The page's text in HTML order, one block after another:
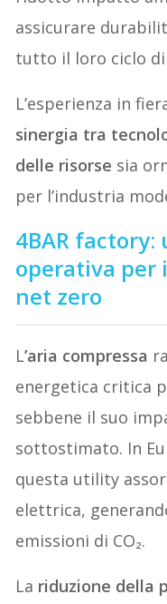
assicurare
tutto il loro ciclo
L’esperienza in
sinergia tra
delle risorse sia
per l’industria
4BAR
operativa per
net zero
L’aria compressa
energetica critica
sebbene il suo
sottostimato. In
questa utility
elettrica,
emissioni di CO₂.
La riduzione della